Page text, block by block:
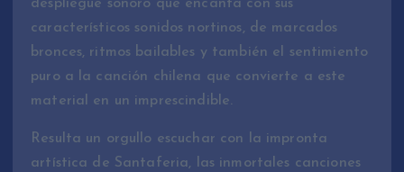
despliegue sonoro que encanta con sus
característicos sonidos nortinos, de marcados
bronces, ritmos bailables y también el sentimiento
puro a la canción chilena que convierte a este
material en un imprescindible.
Resulta un orgullo escuchar con la impronta
artística de Santaferia, las inmortales canciones